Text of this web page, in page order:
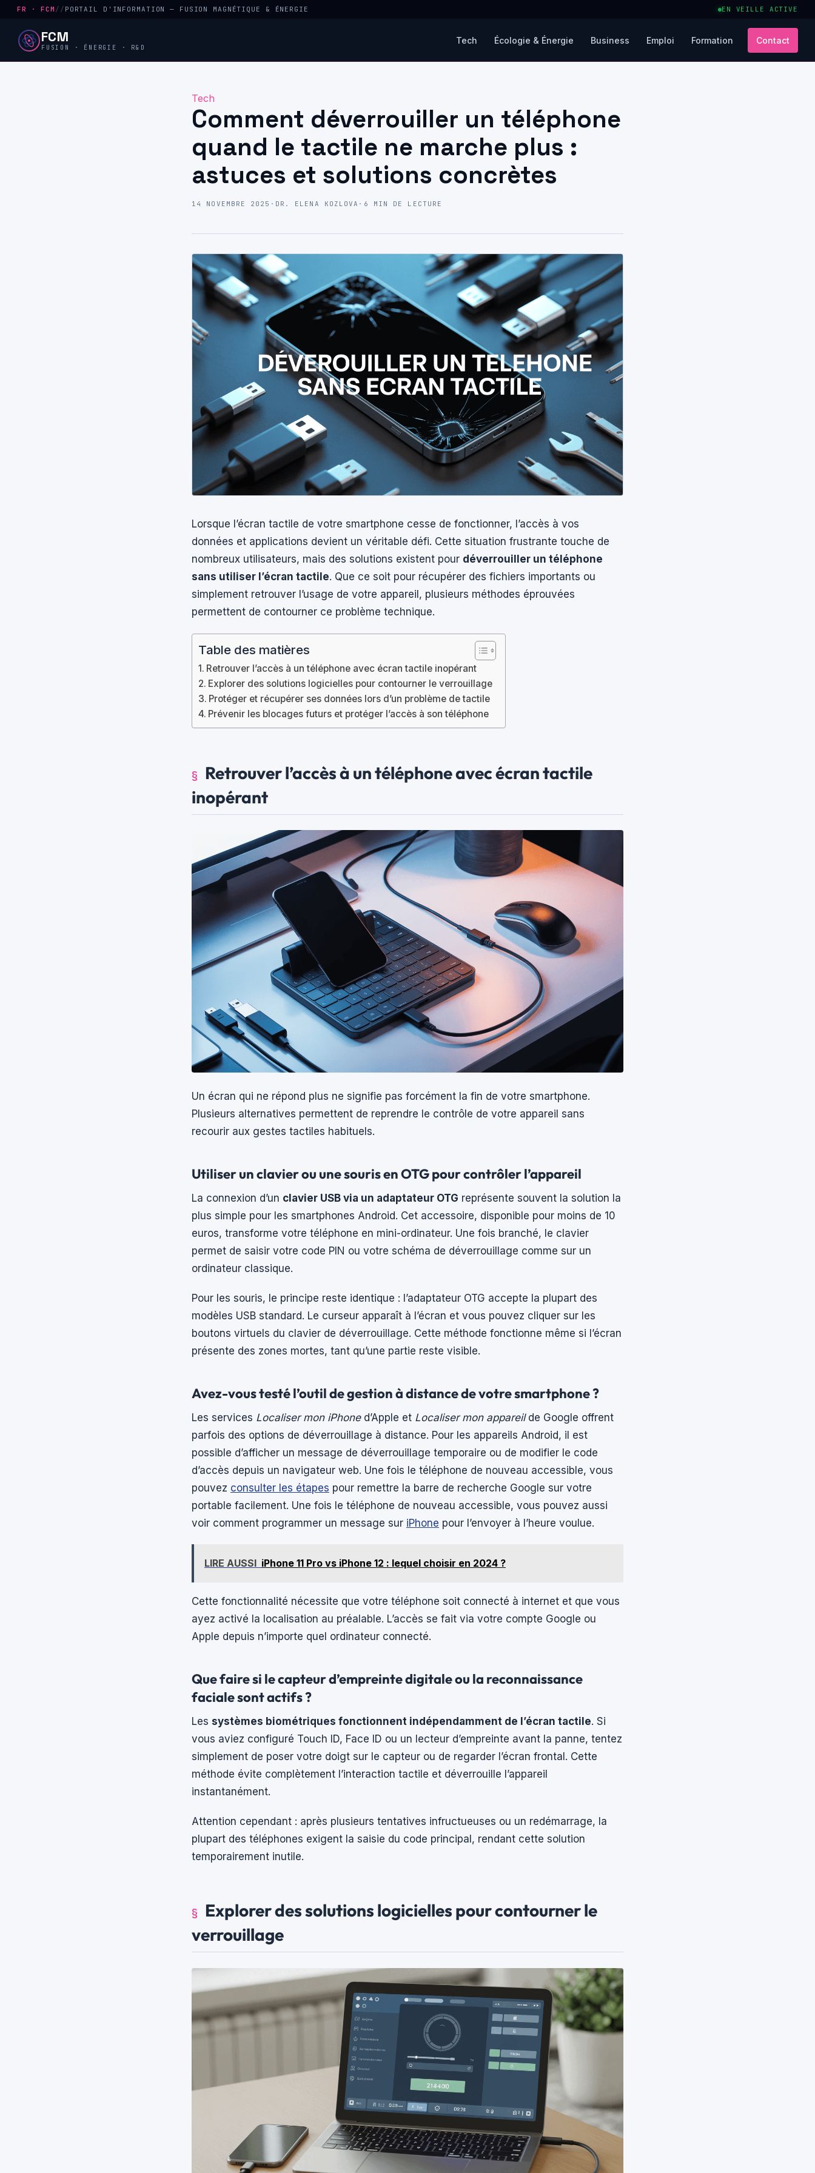
FR · FCM // PORTAIL D'INFORMATION — FUSION MAGNÉTIQUE & ÉNERGIE EN VEILLE ACTIVE
FCM
FUSION · ÉNERGIE · R&D
Tech Écologie & Énergie Business Emploi Formation Contact
Tech
Comment déverrouiller un téléphone
quand le tactile ne marche plus :
astuces et solutions concrètes
14 NOVEMBRE 2025 · DR. ELENA KOZLOVA · 6 MIN DE LECTURE
Lorsque l’écran tactile de votre smartphone cesse de fonctionner, l’accès à vos
données et applications devient un véritable défi. Cette situation frustrante touche de
nombreux utilisateurs, mais des solutions existent pour déverrouiller un téléphone
sans utiliser l’écran tactile. Que ce soit pour récupérer des fichiers importants ou
simplement retrouver l’usage de votre appareil, plusieurs méthodes éprouvées
permettent de contourner ce problème technique.
Table des matières
Retrouver l’accès à un téléphone avec écran tactile inopérant
Explorer des solutions logicielles pour contourner le verrouillage
Protéger et récupérer ses données lors d’un problème de tactile
Prévenir les blocages futurs et protéger l’accès à son téléphone
Retrouver l’accès à un téléphone avec écran tactile
inopérant
Un écran qui ne répond plus ne signifie pas forcément la fin de votre smartphone.
Plusieurs alternatives permettent de reprendre le contrôle de votre appareil sans
recourir aux gestes tactiles habituels.
Utiliser un clavier ou une souris en OTG pour contrôler l’appareil
La connexion d’un clavier USB via un adaptateur OTG représente souvent la solution la
plus simple pour les smartphones Android. Cet accessoire, disponible pour moins de 10
euros, transforme votre téléphone en mini-ordinateur. Une fois branché, le clavier
permet de saisir votre code PIN ou votre schéma de déverrouillage comme sur un
ordinateur classique.
Pour les souris, le principe reste identique : l’adaptateur OTG accepte la plupart des
modèles USB standard. Le curseur apparaît à l’écran et vous pouvez cliquer sur les
boutons virtuels du clavier de déverrouillage. Cette méthode fonctionne même si l’écran
présente des zones mortes, tant qu’une partie reste visible.
Avez-vous testé l’outil de gestion à distance de votre smartphone ?
Les services Localiser mon iPhoned’Apple et Localiser mon appareilde Google offrent
parfois des options de déverrouillage à distance. Pour les appareils Android, il est
possible d’afficher un message de déverrouillage temporaire ou de modifier le code
d’accès depuis un navigateur web. Une fois le téléphone de nouveau accessible, vous
pouvez consulter les étapes pour remettre la barre de recherche Google sur votre
portable facilement. Une fois le téléphone de nouveau accessible, vous pouvez aussi
voir comment programmer un message sur iPhone pour l’envoyer à l’heure voulue.
LIRE AUSSI iPhone 11 Pro vs iPhone 12 : lequel choisir en 2024 ?
Cette fonctionnalité nécessite que votre téléphone soit connecté à internet et que vous
ayez activé la localisation au préalable. L’accès se fait via votre compte Google ou
Apple depuis n’importe quel ordinateur connecté.
Que faire si le capteur d’empreinte digitale ou la reconnaissance
faciale sont actifs ?
Les systèmes biométriques fonctionnent indépendamment de l’écran tactile. Si
vous aviez configuré Touch ID, Face ID ou un lecteur d’empreinte avant la panne, tentez
simplement de poser votre doigt sur le capteur ou de regarder l’écran frontal. Cette
méthode évite complètement l’interaction tactile et déverrouille l’appareil
instantanément.
Attention cependant : après plusieurs tentatives infructueuses ou un redémarrage, la
plupart des téléphones exigent la saisie du code principal, rendant cette solution
temporairement inutile.
Explorer des solutions logicielles pour contourner le
verrouillage